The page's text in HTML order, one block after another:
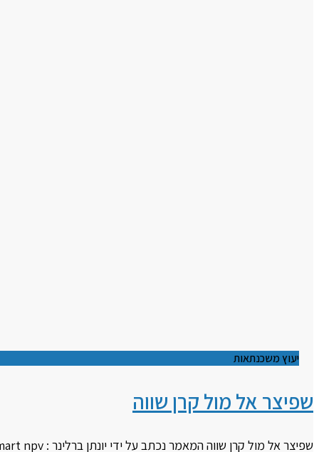
יעוץ משכנתאות
שפיצר אל מול קרן שווה
שפיצר אל מול קרן שווה המאמר נכתב על ידי יונתן ברלינר : smart npv בלקיחת המשכנתא ישנם 2 אפשרויות פריסה